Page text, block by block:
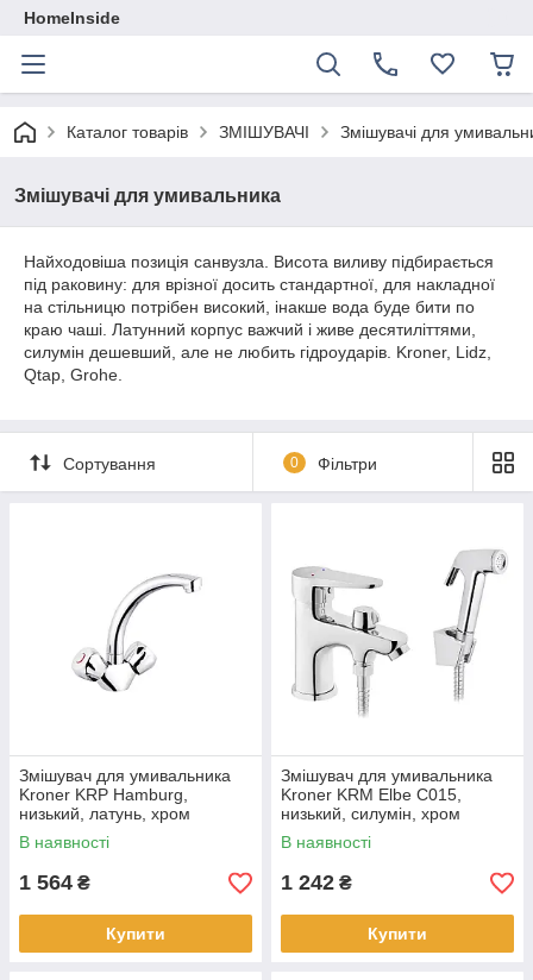
HomeInside
Каталог товарiв ЗМІШУВАЧІ Змішувачі для
Змішувачі для умивальника
Найходовіша позиція санвузла. Висота виливу підбирається
під раковину: для врізної досить стандартної, для накладної
на стільницю потрібен високий, інакше вода буде бити по
краю чаші. Латунний корпус важчий і живе десятиліттями,
силумін дешевший, але не любить гідроударів. Kroner, Lidz,
Qtap, Grohe.
Сортування 0 Фільтри
Змішувач для умивальника
Kroner KRP Hamburg,
низький, латунь, хром
В наявності
1 564 ₴
Купити
Змішувач для умивальника
Kroner KRM Elbe C015,
низький, силумін, хром
В наявності
1 242 ₴
Купити